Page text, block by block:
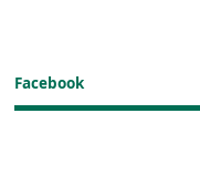
Facebook